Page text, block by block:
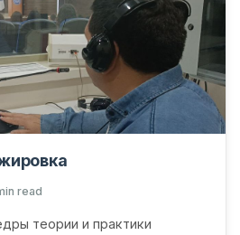
read
теории и практики